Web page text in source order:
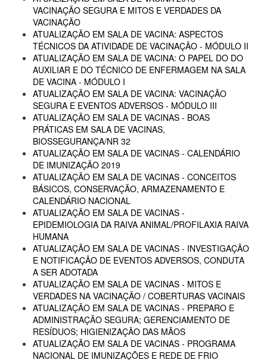
VACINAÇÃO SEGURA E MITOS E VERDADES DA
VACINAÇÃO
ATUALIZAÇÃO EM SALA DE VACINA: ASPECTOS
TÉCNICOS DA ATIVIDADE DE VACINAÇÃO - MÓDULO II
ATUALIZAÇÃO EM SALA DE VACINA: O PAPEL DO DO
AUXILIAR E DO TÉCNICO DE ENFERMAGEM NA SALA
DE VACINA - MÓDULO I
ATUALIZAÇÃO EM SALA DE VACINA: VACINAÇÃO
SEGURA E EVENTOS ADVERSOS - MÓDULO III
ATUALIZAÇÃO EM SALA DE VACINAS - BOAS
PRÁTICAS EM SALA DE VACINAS,
BIOSSEGURANÇA/NR 32
ATUALIZAÇÃO EM SALA DE VACINAS - CALENDÁRIO
DE IMUNIZAÇÃO 2019
ATUALIZAÇÃO EM SALA DE VACINAS - CONCEITOS
BÁSICOS, CONSERVAÇÃO, ARMAZENAMENTO E
CALENDÁRIO NACIONAL
ATUALIZAÇÃO EM SALA DE VACINAS -
EPIDEMIOLOGIA DA RAIVA ANIMAL/PROFILAXIA RAIVA
HUMANA
ATUALIZAÇÃO EM SALA DE VACINAS - INVESTIGAÇÃO
E NOTIFICAÇÃO DE EVENTOS ADVERSOS, CONDUTA
A SER ADOTADA
ATUALIZAÇÃO EM SALA DE VACINAS - MITOS E
VERDADES NA VACINAÇÃO / COBERTURAS VACINAIS
ATUALIZAÇÃO EM SALA DE VACINAS - PREPARO E
ADMINISTRAÇÃO SEGURA; GERENCIAMENTO DE
RESÍDUOS; HIGIENIZAÇÃO DAS MÃOS
ATUALIZAÇÃO EM SALA DE VACINAS - PROGRAMA
NACIONAL DE IMUNIZAÇÕES E REDE DE FRIO